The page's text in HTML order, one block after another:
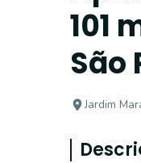
101
São
Jardim